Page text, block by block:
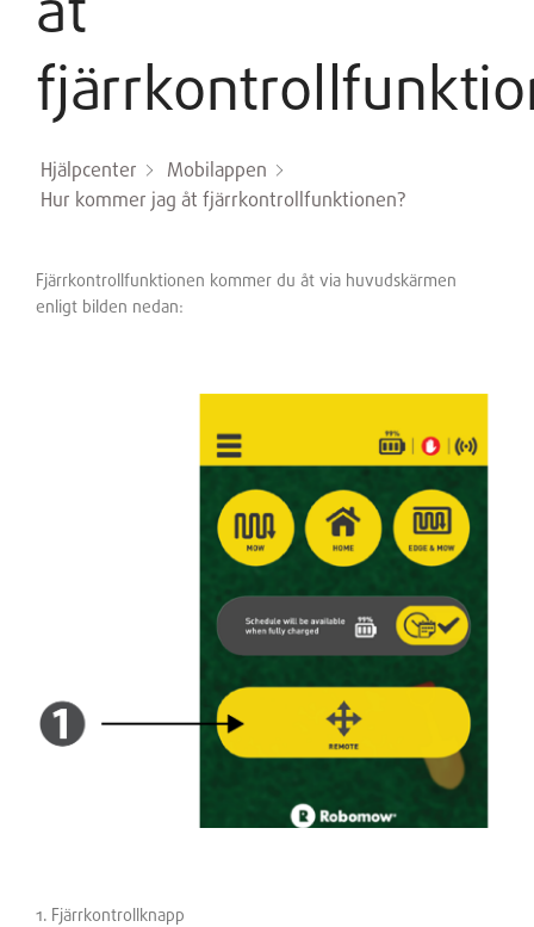
Hjälpcenter
Mobilappen
Hur kommer jag åt fjärrkontrollfunktionen?
Fjärrkontrollfunktionen kommer du åt via huvudskärmen
enligt bilden nedan:
1. Fjärrkontrollknapp